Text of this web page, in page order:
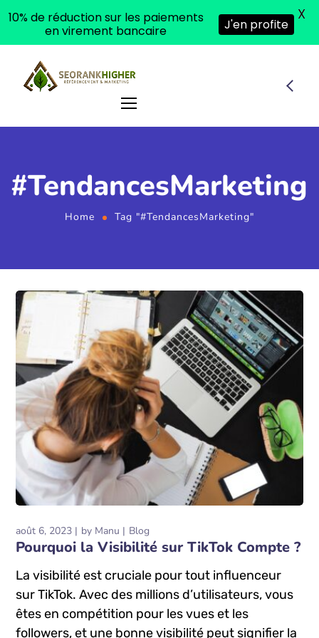
#TendancesMarketing
Home Tag "#TendancesMarketing"
août 6, 2023 by Manu Blog
Pourquoi la Visibilité sur TikTok Compte ?
La visibilité est cruciale pour tout influenceur
sur TikTok. Avec des millions d’utilisateurs, vous
êtes en compétition pour les vues et les
followers, et une bonne visibilité peut signifier la
10% de réduction sur les paiements
en virement bancaire
J'en profite
X